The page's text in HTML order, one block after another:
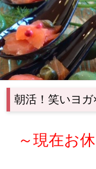
朝活！笑いヨ
～現在お